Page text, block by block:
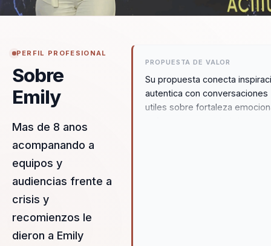
PERFIL PROFESIONAL
Sobre
Emily
Mas de 8 anos
acompanando a
equipos y
audiencias frente a
crisis y
recomienzos le
dieron a Emily
PROPUESTA DE VALOR
Su propuesta conecta
autentica con conversaciones
utiles sobre fortaleza